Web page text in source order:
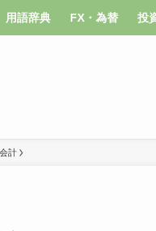
用語辞典 FX・為替 投
計